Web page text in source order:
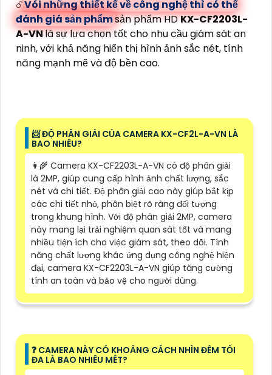
☄️Vói những thiết kế về công nghệ thì có thể
đánh giá sản phẩmsản phẩm HDKX-CF2203L-
A-VNlà sự lựa chọn tốt cho nhu cầu giám sát an
ninh, với khả năng hiển thị hình ảnh sắc nét, tính
năng mạnh mẽ và độ bền cao.
📨 ĐỘ PHÂN GIẢI CỦA CAMERA KX-CF2L-A-VN LÀ
BAO NHIÊU?
👩‍🌾 Camera KX-CF2203L-A-VN có độ phân giải
là 2MP, giúp cung cấp hình ảnh chất lượng, sắc
nét và chi tiết. Độ phân giải cao này giúp bắt kịp
các chi tiết nhỏ, phân biệt rõ ràng đối tượng
trong khung hình. Với độ phân giải 2MP, camera
này mang lại trải nghiệm quan sát tốt và mang
nhiều tiện ích cho việc giám sát, theo dõi. Tính
năng chất lượng khác ứng dụng công nghệ hiện
đại, camera KX-CF2203L-A-VN giúp tăng cường
tính an toàn và bảo vệ cho người dùng.
❓ CAMERA NÀY CÓ KHOẢNG CÁCH NHÌN ĐÊM TỐI
ĐA LÀ BAO NHIÊU MÉT?